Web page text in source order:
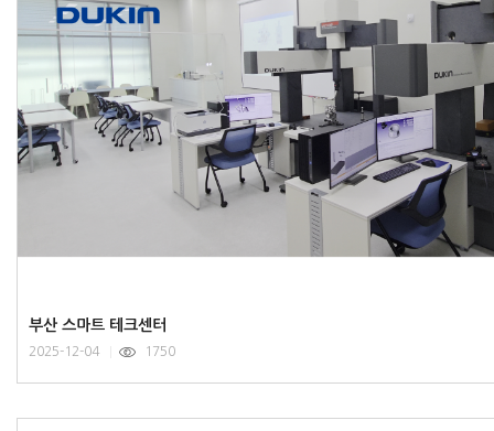
부산 스마트 테크센터
2025-12-04 1750